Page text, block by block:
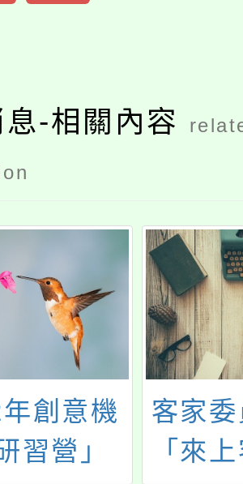
-相關內容
年創意機
習營」
客家
「來